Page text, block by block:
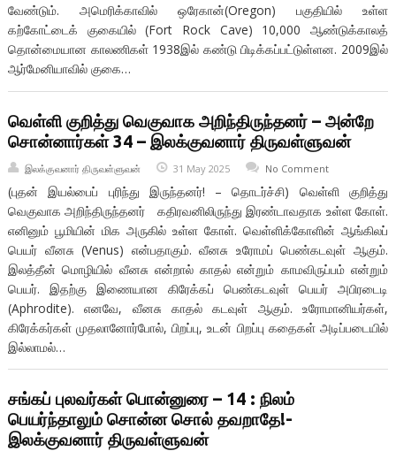
வேண்டும். அமெரிக்காவில் ஒரேகான்(Oregon) பகுதியில் உள்ள
கற்கோட்டைக் குகையில் (Fort Rock Cave) 10,000 ஆண்டுக்காலத்
தொன்மையான காலணிகள் 1938இல் கண்டு பிடிக்கப்பட்டுள்ளன. 2009இல்
ஆர்மேனியாவில் குகை…
வெள்ளி குறித்து வெகுவாக அறிந்திருந்தனர் – அன்றே
சொன்னார்கள் 34 – இலக்குவனார் திருவள்ளுவன்
இலக்குவனார் திருவள்ளுவன் 31 May 2025 No Comment
(புதன் இயல்பைப் புரிந்து இருந்தனர்! – தொடர்ச்சி) வெள்ளி குறித்து
வெகுவாக அறிந்திருந்தனர் கதிரவனிலிருந்து இரண்டாவதாக உள்ள கோள்.
எனினும் பூமியின் மிக அருகில் உள்ள கோள். வெள்ளிக்கோளின் ஆங்கிலப்
பெயர் வீனசு (Venus) என்பதாகும். வீனசு உரோமப் பெண்கடவுள் ஆகும்.
இலத்தீன் மொழியில் வீனசு என்றால் காதல் என்றும் காமவிருப்பம் என்றும்
பெயர். இதற்கு இணையான கிரேக்கப் பெண்கடவுள் பெயர் அபிரடைடி
(Aphrodite). எனவே, வீனசு காதல் கடவுள் ஆகும். உரோமானியர்கள்,
கிரேக்கர்கள் முதலானோர்போல், பிறப்பு, உடன் பிறப்பு கதைகள் அடிப்படையில்
இல்லாமல்…
சங்கப் புலவர்கள் பொன்னுரை – 14 : நிலம்
பெயர்ந்தாலும் சொன்ன சொல் தவறாதே!-
இலக்குவனார் திருவள்ளுவன்